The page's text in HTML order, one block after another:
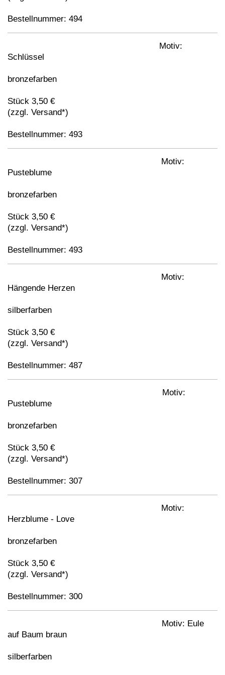
Bestellnummer: 494
Motiv:
Schlüssel
bronzefarben
Stück 3,50 €
(zzgl. Versand*)
Bestellnummer: 493
Motiv:
Pusteblume
bronzefarben
Stück 3,50 €
(zzgl. Versand*)
Bestellnummer: 493
Motiv:
Hängende Herzen
silberfarben
Stück 3,50 €
(zzgl. Versand*)
Bestellnummer: 487
Motiv:
Pusteblume
bronzefarben
Stück 3,50 €
(zzgl. Versand*)
Bestellnummer: 307
Motiv:
Herzblume - Love
bronzefarben
Stück 3,50 €
(zzgl. Versand*)
Bestellnummer: 300
Motiv: Eule
auf Baum braun
silberfarben